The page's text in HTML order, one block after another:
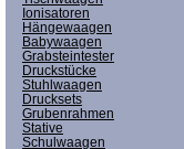
Ionisatoren
Hängewaagen
Babywaagen
Grabsteintester
Druckstücke
Stuhlwaagen
Drucksets
Grubenrahmen
Stative
Schulwaagen